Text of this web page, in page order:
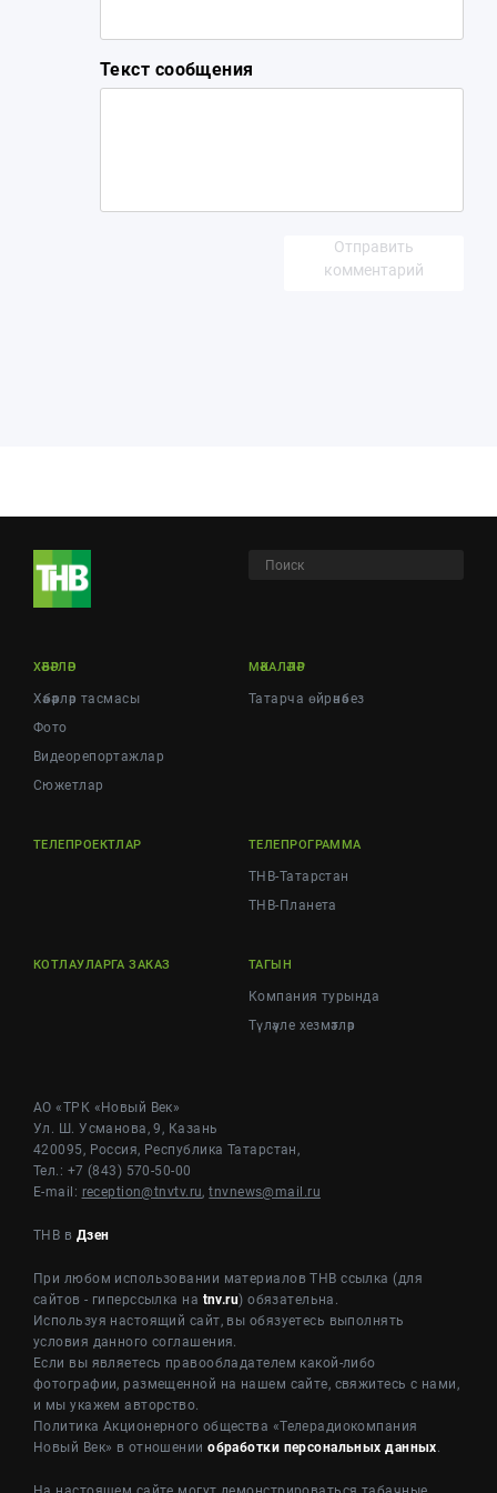
Текст сообщения
Отправить
комментарий
ХӘБӘРЛӘР
Хәбәрләр тасмасы
Фото
Видеорепортажлар
Cюжетлар
МӘКАЛӘЛӘР
Татарча өйрәнәбез
ТЕЛЕПРОЕКТЛАР ТЕЛЕПРОГРАММА
ТНВ-Татарстан
ТНВ-Планета
КОТЛАУЛАРГА ЗАКАЗ ТАГЫН
Компания турында
Түләүле хезмәтләр
АО «ТРК «Новый Век»
Ул. Ш. Усманова, 9, Казань
420095, Россия, Республика Татарстан,
Тел.: +7 (843) 570-50-00
E-mail: reception@tnvtv.ru,tnvnews@mail.ru
ТНВ в Дзен
При любом использовании материалов ТНВ ссылка (для
сайтов - гиперссылка на tnv.ru) обязательна.
Используя настоящий сайт, вы обязуетесь выполнять
условия данного соглашения.
Если вы являетесь правообладателем какой-либо
фотографии, размещенной на нашем сайте, свяжитесь с нами,
и мы укажем авторство.
Политика Акционерного общества «Телерадиокомпания
Новый Век» в отношенииобработки персональных данных.